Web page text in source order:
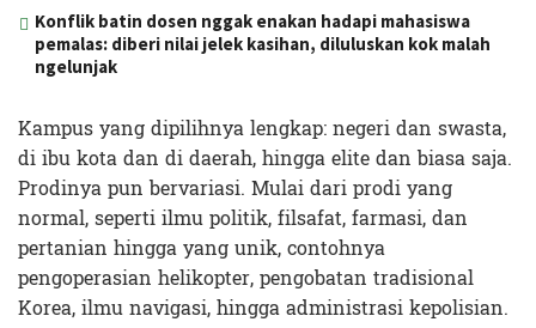
Konflik batin dosen nggak enakan hadapi mahasiswa
pemalas: diberi nilai jelek kasihan, diluluskan kok malah
ngelunjak
Kampus yang dipilihnya lengkap: negeri dan swasta,
di ibu kota dan di daerah, hingga elite dan biasa saja.
Prodinya pun bervariasi. Mulai dari prodi yang
normal, seperti ilmu politik, filsafat, farmasi, dan
pertanian hingga yang unik, contohnya
pengoperasian helikopter, pengobatan tradisional
Korea, ilmu navigasi, hingga administrasi kepolisian.